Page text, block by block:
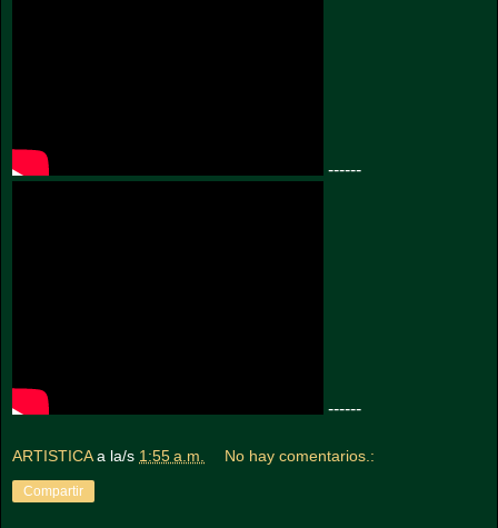
------
------
ARTISTICA a la/s 1:55 a.m. No hay comentarios.:
Compartir